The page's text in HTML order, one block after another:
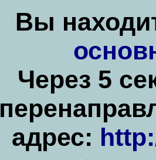
Вы
Через 5
адрес: